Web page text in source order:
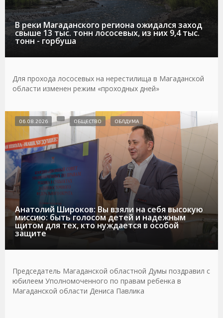
В реки Магаданского региона ожидался заход
свыше 13 тыс. тонн лососевых, из них 9,4 тыс.
тонн - горбуша
Для прохода лососевых на нерестилища в Магаданской
области изменен режим «проходных дней»
Анатолий Широков: Вы взяли на себя высокую
миссию: быть голосом детей и надежным
щитом для тех, кто нуждается в особой
защите
06.08.2026 ОБЩЕСТВО ОБЛДУМА
Председатель Магаданской областной Думы поздравил с
юбилеем Уполномоченного по правам ребенка в
Магаданской области Дениса Павлика